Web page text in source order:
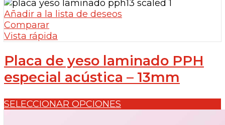
Añadir a la lista de deseos
Comparar
Vista rápida
Placa de yeso laminado PPH
especial acústica – 13mm
SELECCIONAR OPCIONES